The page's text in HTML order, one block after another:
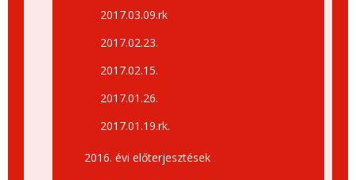
2017.03.09.rk
2017.02.23.
2017.02.15.
2017.01.26.
2017.01.19.rk.
2016. évi előterjesztések